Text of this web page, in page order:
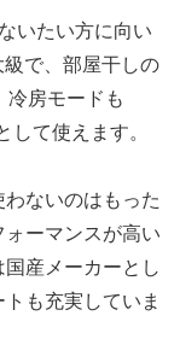
いたい方に向い
で、部屋干しの
冷房モードも
して使えます。
ないのはもった
ーマンスが高い
産メーカーとし
も充実していま